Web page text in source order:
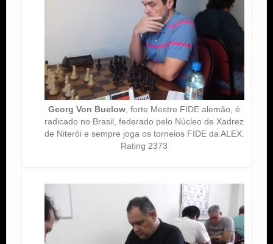
Georg Von Buelow , forte Mestre FIDE alemão, é
radicado no Brasil, federado pelo Núcleo de Xadrez
de Niterói e sempre joga os torneios FIDE da ALEX.
Rating 2373